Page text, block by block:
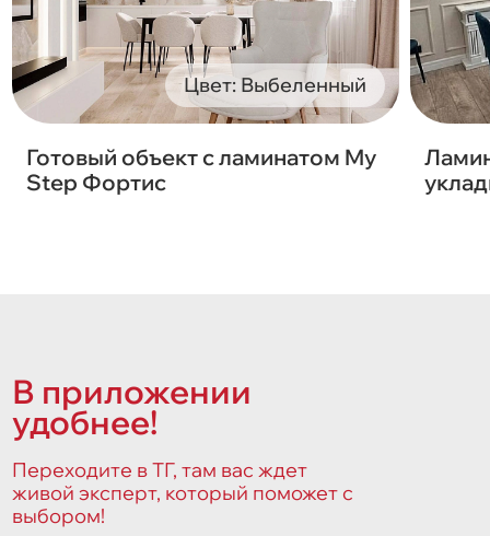
Цвет: Выбеленный
Готовый объект с ламинатом My
Step Фортис
В приложении
удобнее!
Переходите в ТГ, там вас ждет
живой эксперт, который поможет с
выбором!